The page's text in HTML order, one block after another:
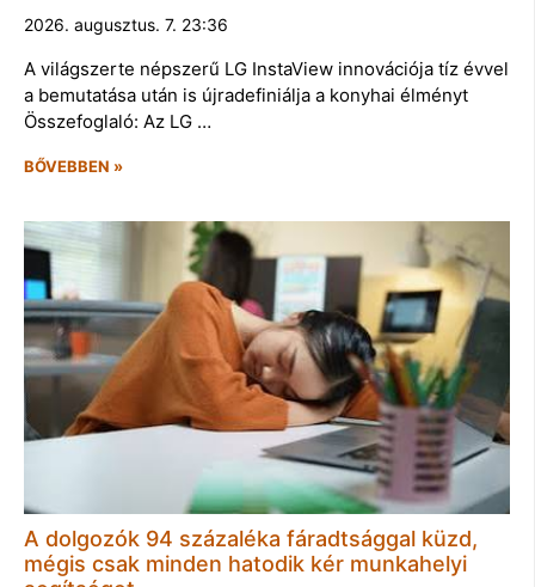
2026. augusztus. 7. 23:36
A világszerte népszerű LG InstaView innovációja tíz évvel
a bemutatása után is újradefiniálja a konyhai élményt
Összefoglaló: Az LG …
BŐVEBBEN »
A dolgozók 94 százaléka fáradtsággal küzd,
mégis csak minden hatodik kér munkahelyi